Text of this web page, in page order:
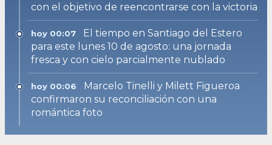
con el objetivo de reencontrarse con la victoria
hoy 00:07
El tiempo en Santiago del Estero
para este lunes 10 de agosto: una jornada
fresca y con cielo parcialmente nublado
hoy 00:06
Marcelo Tinelli y Milett Figueroa
confirmaron su reconciliación con una
romántica foto